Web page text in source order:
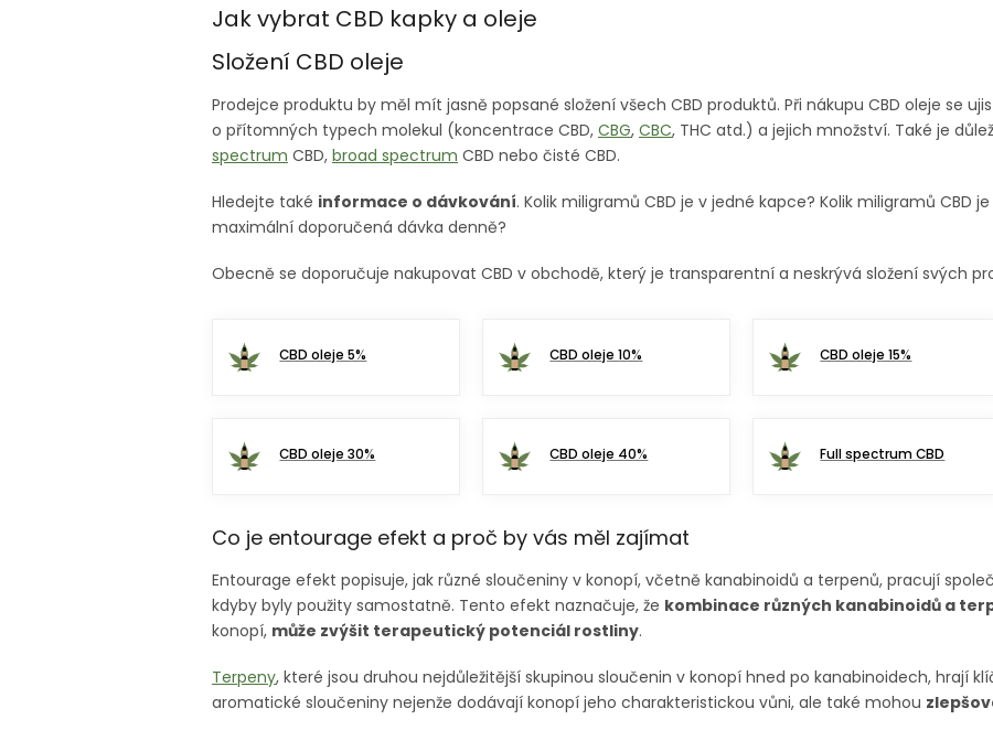
Jak vybrat CBD kapky a oleje
Složení CBD oleje
Prodejce produktu by měl mít jasně popsané složení všech CBD produktů. Při nákupu CBD oleje se
o přítomných typech molekul (koncentrace CBD, CBG, CBC, THC atd.) a jejich množství. Také je
spectrum CBD, broad spectrum CBD nebo čisté CBD.
Hledejte také informace o dávkování. Kolik miligramů CBD je v jedné kapce? Kolik miligramů CBD
maximální doporučená dávka denně?
Obecně se doporučuje nakupovat CBD v obchodě, který je transparentní a neskrývá složení svých
CBD oleje 5% CBD oleje 10% CBD oleje 15%
CBD oleje 30% CBD oleje 40% Full spectrum CBD
Co je entourage efekt a proč by vás měl zajímat
Entourage efekt popisuje, jak různé sloučeniny v konopí, včetně kanabinoidů a terpenů, pracují
kdyby byly použity samostatně. Tento efekt naznačuje, že kombinace různých kanabinoidů a
konopí, může zvýšit terapeutický potenciál rostliny.
Terpeny, které jsou druhou nejdůležitější skupinou sloučenin v konopí hned po kanabinoidech, hrají
aromatické sloučeniny nejenže dodávají konopí jeho charakteristickou vůni, ale také mohou